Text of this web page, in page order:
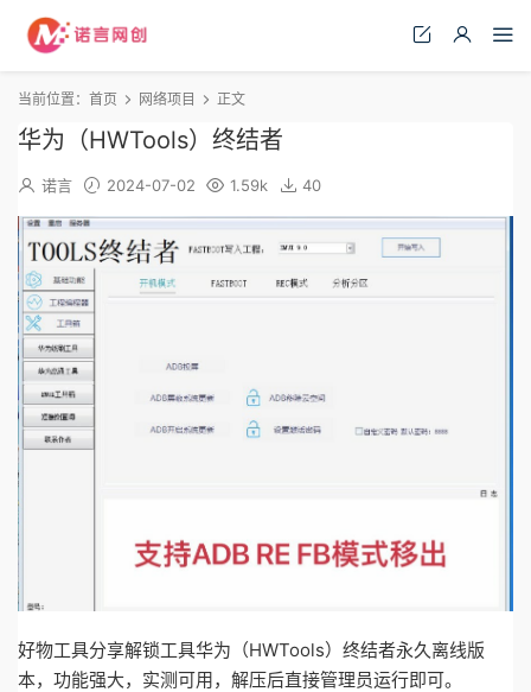
当前位置： 首页 网络项目 正文
华为（HWTools）终结者
诺言 2024-07-02 1.59k 40
好物工具分享解锁工具华为（HWTools）终结者永久离线版
本，功能强大，实测可用，解压后直接管理员运行即可。